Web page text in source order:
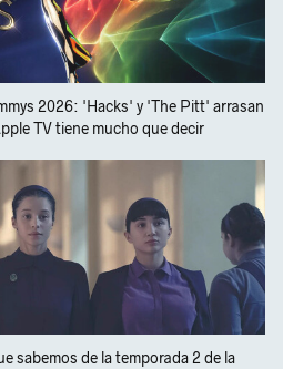
2026: 'Hacks' y 'The Pitt' arrasan
TV tiene mucho que decir
sabemos de la temporada 2 de la